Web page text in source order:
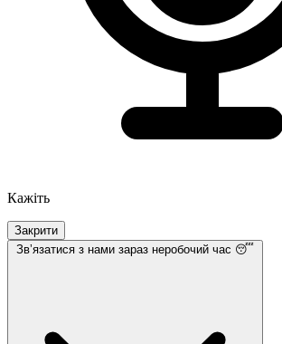
Кажіть
Закрити
Звʼязатися з нами зараз неробочий час 😴